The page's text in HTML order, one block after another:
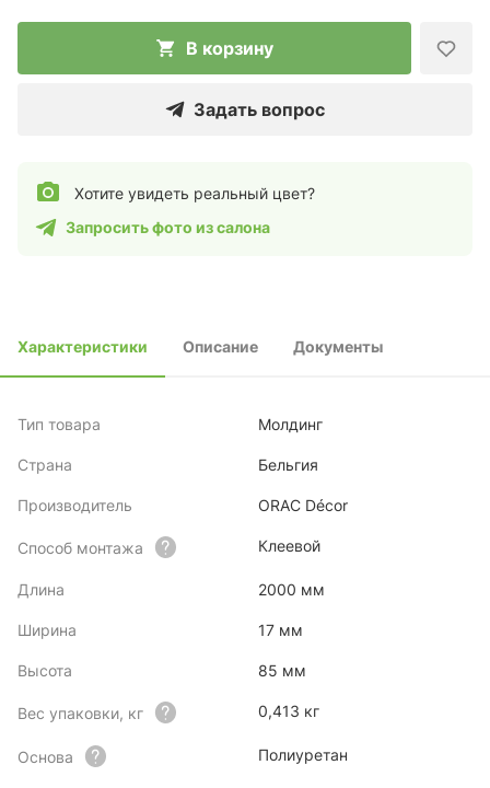
В корзину
Задать вопрос
Хотите увидеть реальный цвет?
Запросить фото из салона
Характеристики Описание Документы
Тип товара Молдинг
Страна Бельгия
Производитель ORAC Décor
Способ монтажа Клеевой
Длина 2000 мм
Ширина 17 мм
Высота 85 мм
Вес упаковки, кг 0,413 кг
Основа Полиуретан